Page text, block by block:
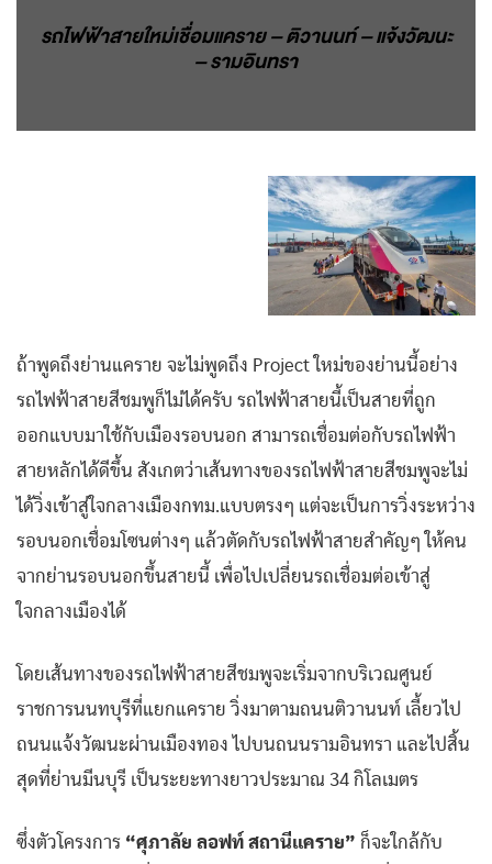
รถไฟฟ้าสายใหม่เชื่อมแคราย – ติวานนท์ – แจ้งวัฒนะ
– รามอินทรา
ถ้าพูดถึงย่านแคราย จะไม่พูดถึง Project ใหม่ของย่านนี้อย่าง
รถไฟฟ้าสายสีชมพูก็ไม่ได้ครับ รถไฟฟ้าสายนี้เป็นสายที่ถูก
ออกแบบมาใช้กับเมืองรอบนอก สามารถเชื่อมต่อกับรถไฟฟ้า
สายหลักได้ดีขึ้น สังเกตว่าเส้นทางของรถไฟฟ้าสายสีชมพูจะไม่
ได้วิ่งเข้าสู่ใจกลางเมืองกทม.แบบตรงๆ แต่จะเป็นการวิ่งระหว่าง
รอบนอกเชื่อมโซนต่างๆ แล้วตัดกับรถไฟฟ้าสายสำคัญๆ ให้คน
จากย่านรอบนอกขึ้นสายนี้ เพื่อไปเปลี่ยนรถเชื่อมต่อเข้าสู่
ใจกลางเมืองได้
โดยเส้นทางของรถไฟฟ้าสายสีชมพูจะเริ่มจากบริเวณศูนย์
ราชการนนทบุรีที่แยกแคราย วิ่งมาตามถนนติวานนท์ เลี้ยวไป
ถนนแจ้งวัฒนะผ่านเมืองทอง ไปบนถนนรามอินทรา และไปสิ้น
สุดที่ย่านมีนบุรี เป็นระยะทางยาวประมาณ 34 กิโลเมตร
ซึ่งตัวโครงการ “ศุภาลัย ลอฟท์ สถานีแคราย” ก็จะใกล้กับ